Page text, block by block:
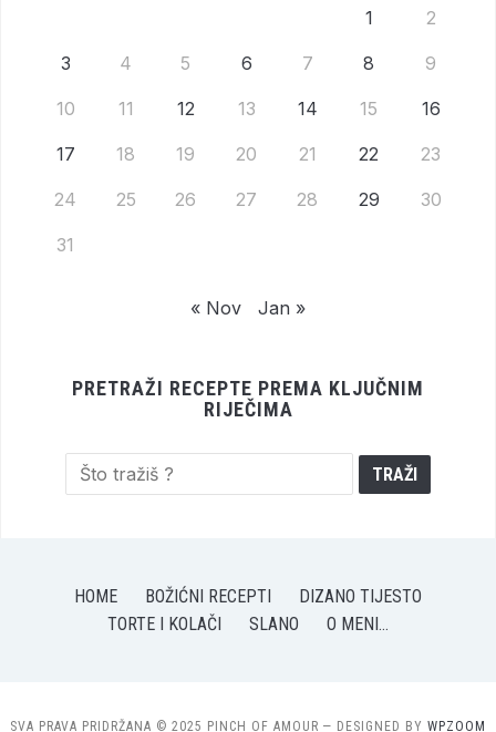
1 2
3 4 5 6 7 8 9
10 11 12 13 14 15 16
17 18 19 20 21 22 23
24 25 26 27 28 29 30
31
« Nov Jan »
PRETRAŽI RECEPTE PREMA KLJUČNIM
RIJEČIMA
HOME BOŽIĆNI RECEPTI
DIZANO TIJESTO
TORTE I KOLAČI
SLANO O MENI…
SVA PRAVA PRIDRŽANA © 2025 PINCH OF AMOUR — DESIGNED BY WPZOOM